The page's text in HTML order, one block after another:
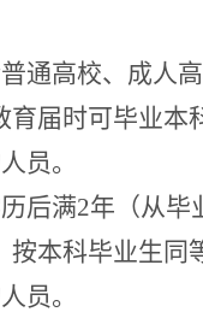
通高校、成人
届时可毕业本
员。
后满2年（从毕
本科毕业生同
员。